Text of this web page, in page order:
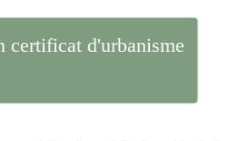
certificat d'urbanisme